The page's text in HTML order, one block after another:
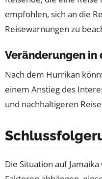
empfohlen, sich an die
Reisewarnungen zu
Veränderungen in
Nach dem Hurrikan
einem Anstieg des
und nachhaltigeren
Die Situation auf